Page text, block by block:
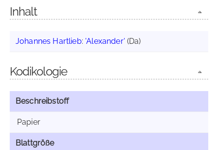
Inhalt
Johannes Hartlieb: 'Alexander' (Da)
Kodikologie
Beschreibstoff
Papier
Blattgröße